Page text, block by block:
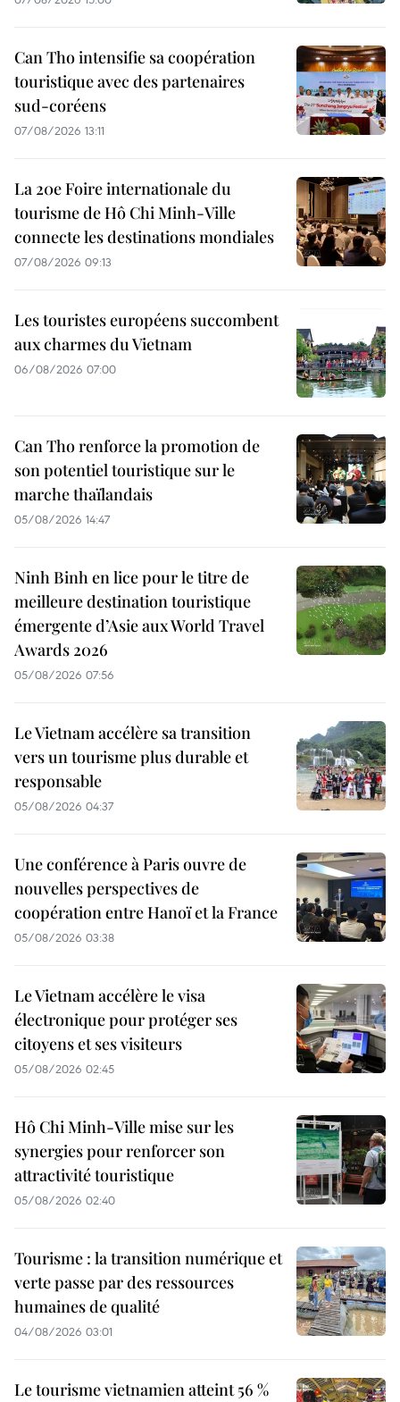
Can Tho intensifie sa coopération
touristique avec des partenaires
sud-coréens
07/08/2026 13:11
La 20e Foire internationale du
tourisme de Hô Chi Minh-Ville
connecte les destinations mondiales
07/08/2026 09:13
Les touristes européens succombent
aux charmes du Vietnam
06/08/2026 07:00
Can Tho renforce la promotion de
son potentiel touristique sur le
marche thaïlandais
05/08/2026 14:47
Ninh Binh en lice pour le titre de
meilleure destination touristique
émergente d’Asie aux World Travel
Awards 2026
05/08/2026 07:56
Le Vietnam accélère sa transition
vers un tourisme plus durable et
responsable
05/08/2026 04:37
Une conférence à Paris ouvre de
nouvelles perspectives de
coopération entre Hanoï et la France
05/08/2026 03:38
Le Vietnam accélère le visa
électronique pour protéger ses
citoyens et ses visiteurs
05/08/2026 02:45
Hô Chi Minh-Ville mise sur les
synergies pour renforcer son
attractivité touristique
05/08/2026 02:40
Tourisme : la transition numérique et
verte passe par des ressources
humaines de qualité
04/08/2026 03:01
Le tourisme vietnamien atteint 56 %